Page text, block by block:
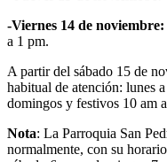
-Viernes 14 de noviembre:
a 1 pm.
A partir del sábado 15 de
habitual de atención: lunes
domingos y festivos 10 am
Nota: La Parroquia San
normalmente, con su